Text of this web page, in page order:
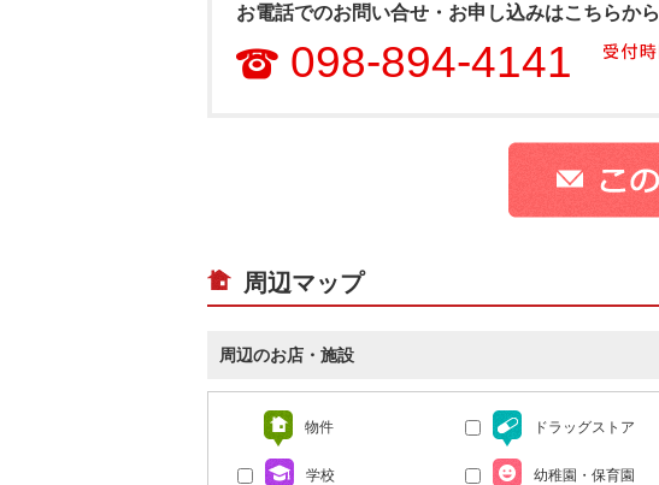
お電話でのお問い合せ・お申し込みはこちらから
098-894-4141
周辺マップ
周辺のお店・施設
物件 ドラッグストア
学校 幼稚園・保育園